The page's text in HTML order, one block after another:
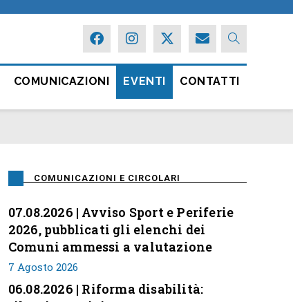
COMUNICAZIONI EVENTI CONTATTI
COMUNICAZIONI E CIRCOLARI
07.08.2026 | Avviso Sport e Periferie
2026, pubblicati gli elenchi dei
Comuni ammessi a valutazione
7 Agosto 2026
06.08.2026 | Riforma disabilità: